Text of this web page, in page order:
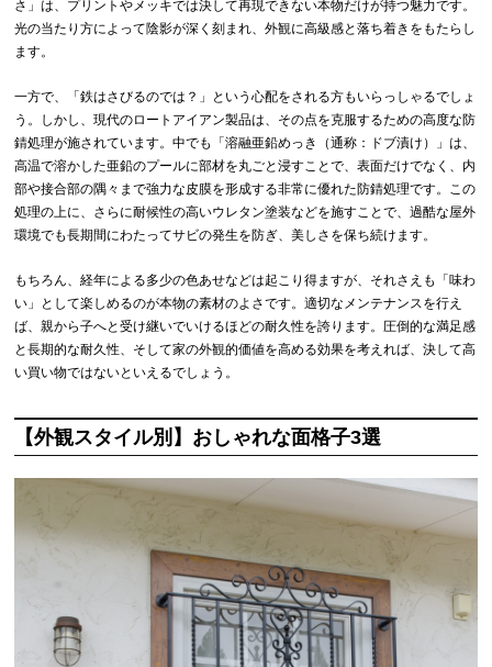
さ」は、プリントやメッキでは決して再現できない本物だけが持つ魅力です。
光の当たり方によって陰影が深く刻まれ、外観に高級感と落ち着きをもたらし
ます。
一方で、「鉄はさびるのでは？」という心配をされる方もいらっしゃるでしょ
う。しかし、現代のロートアイアン製品は、その点を克服するための高度な防
錆処理が施されています。中でも「溶融亜鉛めっき（通称：ドブ漬け）」は、
高温で溶かした亜鉛のプールに部材を丸ごと浸すことで、表面だけでなく、内
部や接合部の隅々まで強力な皮膜を形成する非常に優れた防錆処理です。この
処理の上に、さらに耐候性の高いウレタン塗装などを施すことで、過酷な屋外
環境でも長期間にわたってサビの発生を防ぎ、美しさを保ち続けます。
もちろん、経年による多少の色あせなどは起こり得ますが、それさえも「味わ
い」として楽しめるのが本物の素材のよさです。適切なメンテナンスを行え
ば、親から子へと受け継いでいけるほどの耐久性を誇ります。圧倒的な満足感
と長期的な耐久性、そして家の外観的価値を高める効果を考えれば、決して高
い買い物ではないといえるでしょう。
【外観スタイル別】おしゃれな面格子3選